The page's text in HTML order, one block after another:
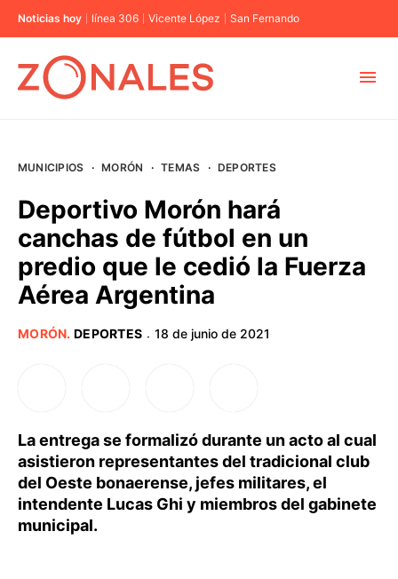
Noticias hoy línea 306 Vicente López San Fernando
BUENOS AIRES
PROVINCIAS
MUNICIPIOS · MORÓN · TEMAS · DEPORTES
Deportivo Morón hará
canchas de fútbol en un
predio que le cedió la Fuerza
Aérea Argentina
MORÓN. DEPORTES · 18 de junio de 2021
La entrega se formalizó durante un acto al cual
asistieron representantes del tradicional club
del Oeste bonaerense, jefes militares, el
intendente Lucas Ghi y miembros del gabinete
municipal.